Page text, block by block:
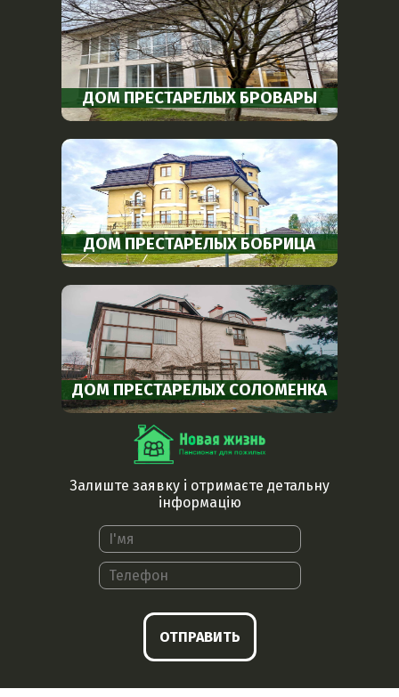
ДОМ ПРЕСТАРЕЛЫХ БРОВАРЫ
ДОМ ПРЕСТАРЕЛЫХ БОБРИЦА
ДОМ ПРЕСТАРЕЛЫХ СОЛОМЕНКА
Залиште заявку і отримаєте детальну
інформацію
ОТПРАВИТЬ